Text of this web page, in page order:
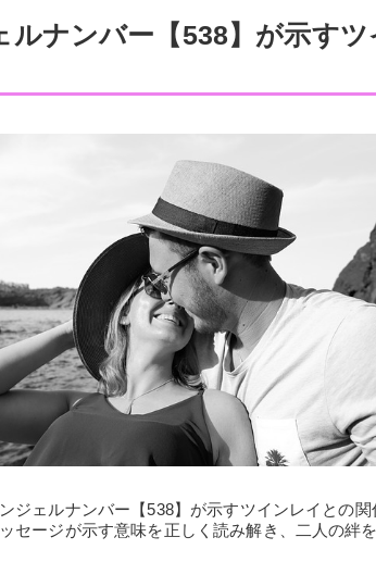
ルナンバー【538】が示す
ジェルナンバー【538】が示すツインレイとの
セージが示す意味を正しく読み解き、二人の絆